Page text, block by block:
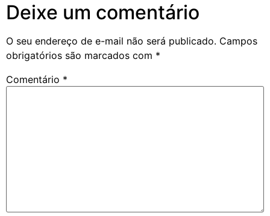
Deixe um comentário
O seu endereço de e-mail não será publicado. Campos
obrigatórios são marcados com *
Comentário *